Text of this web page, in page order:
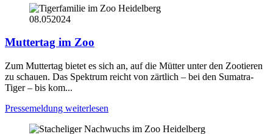
08.052024
Muttertag im Zoo
Zum Muttertag bietet es sich an, auf die Mütter unter den Zootieren
zu schauen. Das Spektrum reicht von zärtlich – bei den Sumatra-
Tiger – bis kom...
Pressemeldung weiterlesen